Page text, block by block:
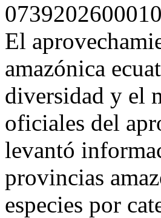
El
amazónica
diversidad y el
oficiales del
levantó
provincias
especies por